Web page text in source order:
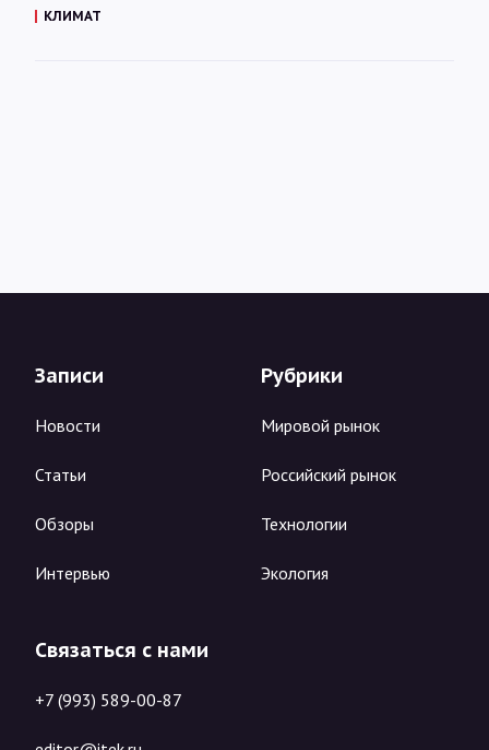
КЛИМАТ
Записи
Новости
Статьи
Обзоры
Интервью
Рубрики
Мировой рынок
Российский рынок
Технологии
Экология
Связаться с нами
+7 (993) 589-00-87